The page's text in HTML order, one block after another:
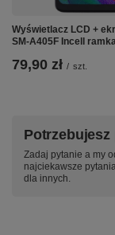
Wyświetlacz LCD +
SM-A405F Incell
79,90 zł / szt.
Zadaj pytanie a my
najciekawsze
dla innych.